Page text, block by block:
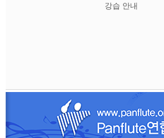
강습 안내